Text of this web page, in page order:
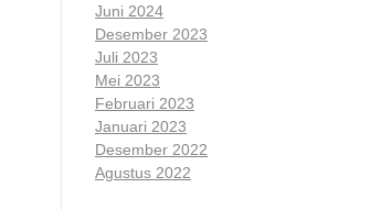
Juni 2024
Desember 2023
Juli 2023
Mei 2023
Februari 2023
Januari 2023
Desember 2022
Agustus 2022